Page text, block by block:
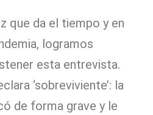
que da el tiempo y en
logramos
esta entrevista.
‘sobreviviente’: la
de forma grave y le